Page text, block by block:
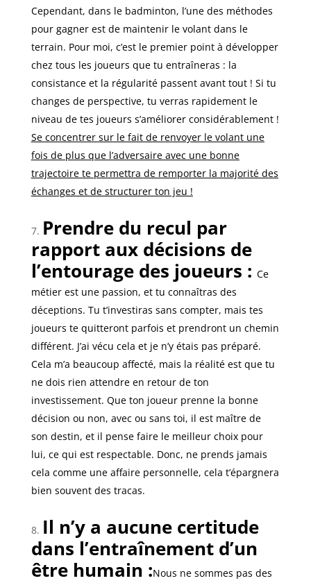
Cependant, dans le badminton, l’une des méthodes
pour gagner est de maintenir le volant dans le
terrain. Pour moi, c’est le premier point à développer
chez tous les joueurs que tu entraîneras : la
consistance et la régularité passent avant tout ! Si tu
changes de perspective, tu verras rapidement le
niveau de tes joueurs s’améliorer considérablement !
Se concentrer sur le fait de renvoyer le volant une
fois de plus que l’adversaire avec une bonne
trajectoire te permettra de remporter la majorité des
échanges et de structurer ton jeu !
Prendre du recul par
rapport aux décisions de
l’entourage des joueurs : Ce
métier est une passion, et tu connaîtras des
déceptions. Tu t’investiras sans compter, mais tes
joueurs te quitteront parfois et prendront un chemin
différent. J’ai vécu cela et je n’y étais pas préparé.
Cela m’a beaucoup affecté, mais la réalité est que tu
ne dois rien attendre en retour de ton
investissement. Que ton joueur prenne la bonne
décision ou non, avec ou sans toi, il est maître de
son destin, et il pense faire le meilleur choix pour
lui, ce qui est respectable. Donc, ne prends jamais
cela comme une affaire personnelle, cela t’épargnera
bien souvent des tracas.
Il n’y a aucune certitude
dans l’entraînement d’un
être humain :Nous ne sommes pas des